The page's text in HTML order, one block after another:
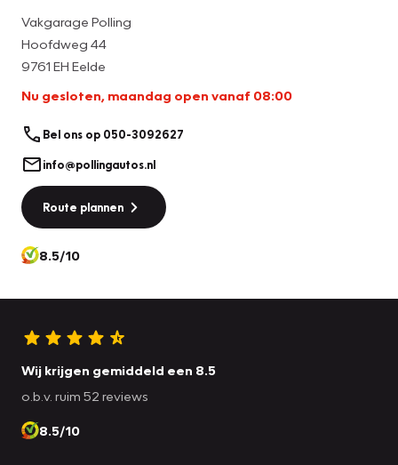
Vakgarage Polling
Hoofdweg 44
9761 EH Eelde
Nu gesloten, maandag open vanaf 08:00
Bel ons op 050-3092627
info@pollingautos.nl
Route plannen
8.5/10
Wij krijgen gemiddeld een 8.5
o.b.v. ruim 52 reviews
8.5/10